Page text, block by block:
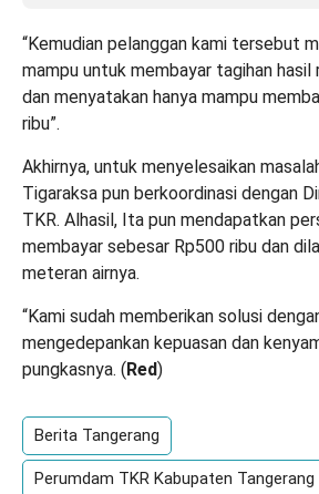
“Kemudian pelanggan kami tersebut
mampu untuk membayar tagihan
dan menyatakan hanya mampu
ribu”.
Akhirnya, untuk menyelesaikan
Tigaraksa pun berkoordinasi dengan
TKR. Alhasil, Ita pun mendapatkan
membayar sebesar Rp500 ribu dan
meteran airnya.
“Kami sudah memberikan solusi
mengedepankan kepuasan dan
pungkasnya. (Red)
Berita Tangerang
Perumdam TKR Kabupaten Tangerang